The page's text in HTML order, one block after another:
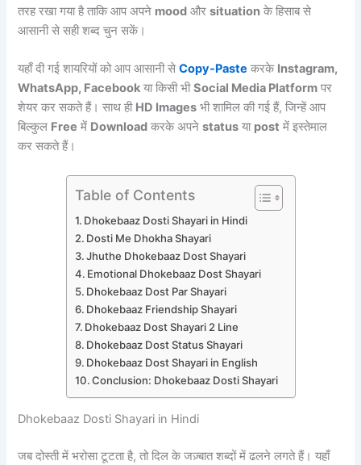
तरह रखा गया है ताकि आप अपने mood औरsituation के हिसाब से
आसानी से सही शब्द चुन सकें।
यहाँ दी गई शायरियों को आप आसानी सेCopy-Paste करके Instagram,
WhatsApp, Facebook या किसी भीSocial Media Platform पर
शेयर कर सकते हैं। साथ ही HD Images भी शामिल की गई हैं, जिन्हें आप
बिल्कुल Free में Download करके अपनेstatus या post में इस्तेमाल
कर सकते हैं।
Table of Contents
Dhokebaaz Dosti Shayari in Hindi
Dosti Me Dhokha Shayari
Jhuthe Dhokebaaz Dost Shayari
Emotional Dhokebaaz Dost Shayari
Dhokebaaz Dost Par Shayari
Dhokebaaz Friendship Shayari
Dhokebaaz Dost Shayari 2 Line
Dhokebaaz Dost Status Shayari
Dhokebaaz Dost Shayari in English
Conclusion: Dhokebaaz Dosti Shayari
Dhokebaaz Dosti Shayari in Hindi
जब दोस्ती में भरोसा टूटता है, तो दिल के जज़्बात शब्दों में ढलने लगते हैं। यहाँ